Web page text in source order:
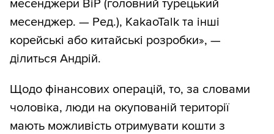
месенджери BiP (головний турецький
месенджер. — Ред.), KakaoTalk та інші
корейські або китайські розробки», —
ділиться Андрій.
Щодо фінансових операцій, то, за словами
чоловіка, люди на окупованій території
мають можливість отримувати кошти з